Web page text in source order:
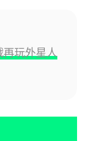
玩外星人